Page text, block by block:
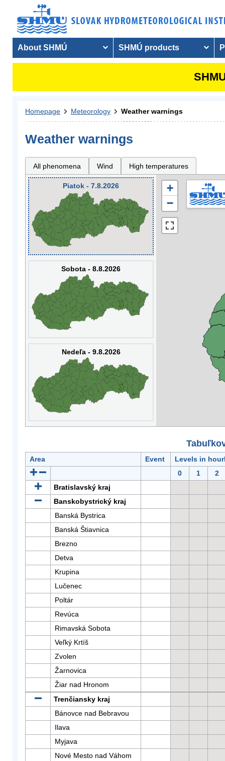
About SHMÚ SHMÚ products
Homepage Meteorology Weather warnings
Weather warnings
All phenomena Wind High temperatures
Piatok - 7.8.2026
Sobota - 8.8.2026
Nedeľa - 9.8.2026
+
−
Area Event
Levels in
0
1
2
Bratislavský kraj
Banskobystrický kraj
Banská Bystrica
Banská Štiavnica
Brezno
Detva
Krupina
Lučenec
Poltár
Revúca
Rimavská Sobota
Veľký Krtíš
Zvolen
Žarnovica
Žiar nad Hronom
Trenčiansky kraj
Bánovce nad Bebravou
Ilava
Myjava
Nové Mesto nad Váhom